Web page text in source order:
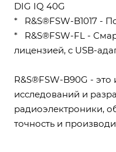
DIG IQ 40G
* R&S®FSW-B1017 -
* R&S®FSW-FL -
лицензией, с USB-
R&S®FSW-B90G -
исследований и
радиоэлектроники,
точность и